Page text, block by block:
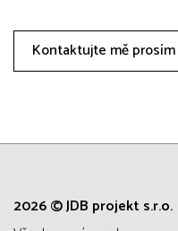
Kontaktujte mě prosím
2026 © JDB projekt s.r.o.